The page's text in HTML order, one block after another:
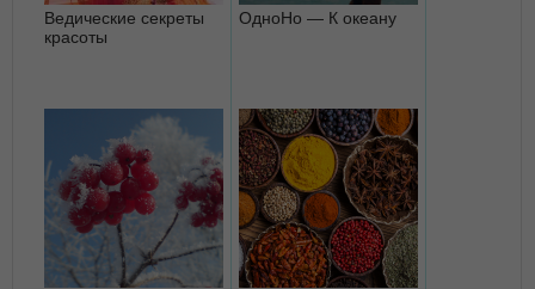
Ведические секреты
красоты
ОдноНо — К океану